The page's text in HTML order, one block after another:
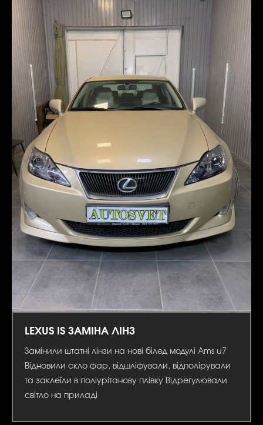
LEXUS IS ЗАМІНА ЛІНЗ
Замінили штатні лінзи на нові білед модулі Ams u7
Відновили скло фар, відшліфували, відполірували
та заклеїли в поліурітанову плівку Відрегулювали
світло на приладі